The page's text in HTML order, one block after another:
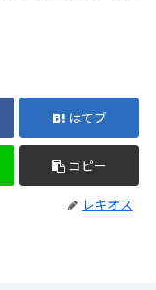
はてブ
コピー
レキオス